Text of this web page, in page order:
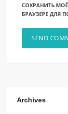
СОХРАНИТЬ
БРАУЗЕРЕ ДЛЯ
Archives